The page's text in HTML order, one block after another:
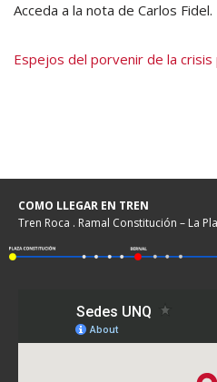
Acceda a la nota de Carlos Fidel.
Espejos del porvenir de la
COMO LLEGAR EN TREN
Tren Roca . Ramal Constitución – La